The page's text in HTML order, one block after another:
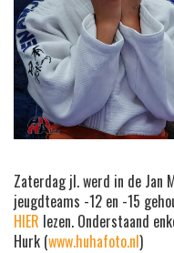
Zaterdag jl. werd in de Jan
jeugdteams -12 en -15
HIER lezen. Onderstaand
Hurk (www.huhafoto.nl)